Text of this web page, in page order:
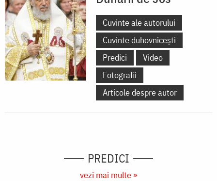
Cuvinte ale autorului
Cuvinte duhovnicești
Predici
Video
Fotografii
Articole despre autor
PREDICI
vezi mai multe »